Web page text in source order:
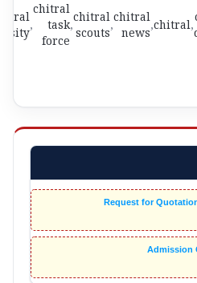
Request for
Admission
,
chitral
,
chitral
news
,
chitral
scouts
,
chitral
task
force
,